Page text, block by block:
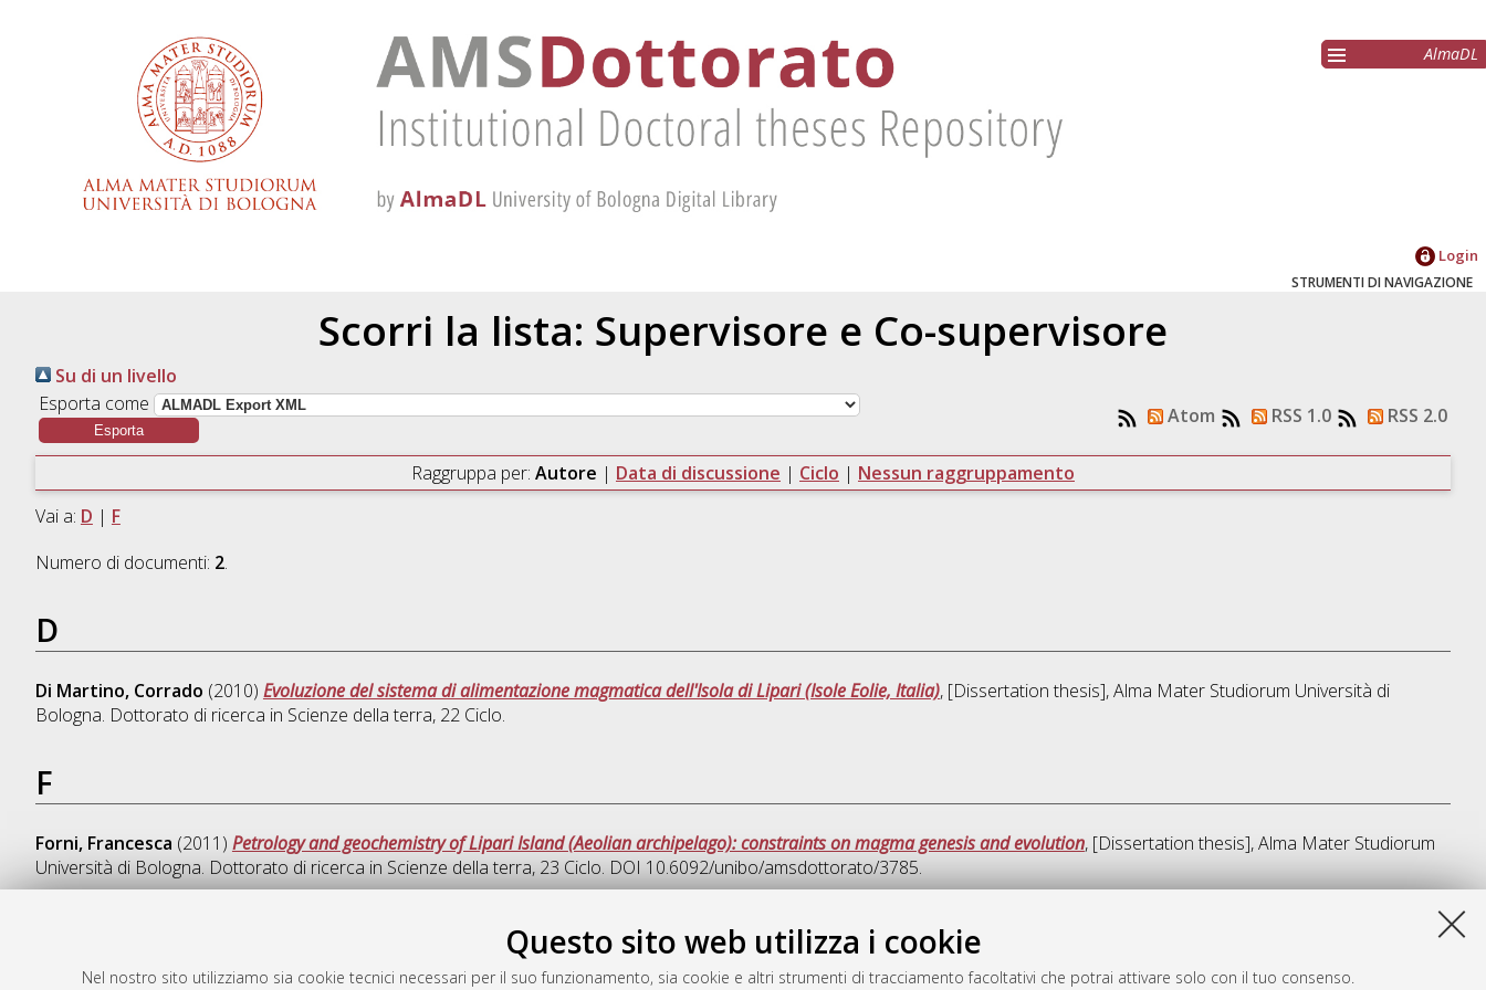
Questo sito web utilizza i cookie
Nel nostro sito utilizziamo sia cookie tecnici necessari per il suo funzionamento, sia cookie e altri strumenti di tracciamento facoltativi che potrai attivare solo con il tuo consenso.
AlmaDL
Login
STRUMENTI DI NAVIGAZIONE
Scorri la lista: Supervisore e Co-supervisore
Su di un livello
Esporta come
Atom RSS 1.0 RSS 2.0
Raggruppa per: Autore | Data di discussione | Ciclo | Nessun raggruppamento
Vai a: D | F
Numero di documenti: 2.
D
Di Martino, Corrado (2010) Evoluzione del sistema di alimentazione magmatica dell'Isola di Lipari (Isole Eolie, Italia), [Dissertation thesis], Alma Mater Studiorum Università di
Bologna. Dottorato di ricerca in Scienze della terra, 22 Ciclo.
F
Forni, Francesca (2011) Petrology and geochemistry of Lipari Island (Aeolian archipelago): constraints on magma genesis and evolution, [Dissertation thesis], Alma Mater Studiorum
Università di Bologna. Dottorato di ricerca in Scienze della terra, 23 Ciclo. DOI 10.6092/unibo/amsdottorato/3785.
Questa lista e' stata generata il Thu Aug 6 20:46:28 2026 CEST.
AMS Dottorato